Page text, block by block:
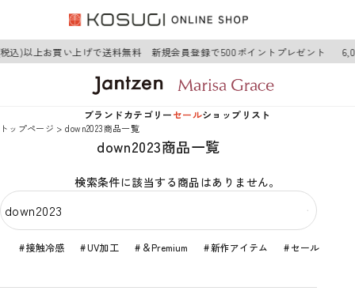
込)以上お買い上げで送料無料 新規会員登録で500ポイントプレゼント
ブランド
Marisa Grace
カテゴリー
トップス
セールショップリスト
Marisa Grace
トップページ down2023商品一覧
down2023商品一覧
検索条件に該当する商品はありません。
接触冷感 UV加工 ＆Premium 新作アイテム セール